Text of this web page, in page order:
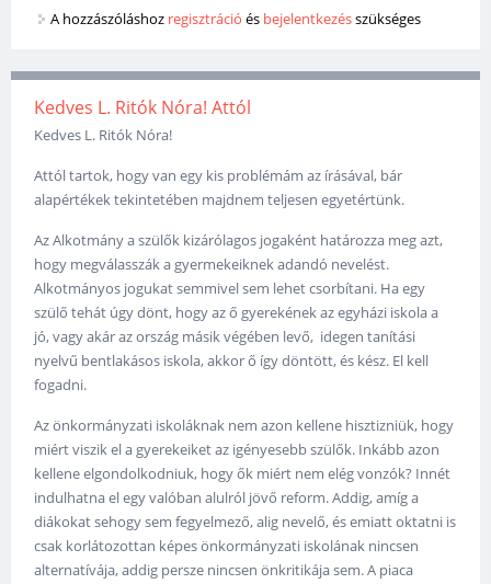
A hozzászóláshoz regisztráció és bejelentkezésszükséges
Kedves L. Ritók Nóra! Attól
Kedves L. Ritók Nóra!
Attól tartok, hogy van egy kis problémám az írásával, bár
alapértékek tekintetében majdnem teljesen egyetértünk.
Az Alkotmány a szülők kizárólagos jogaként határozza meg azt,
hogy megválasszák a gyermekeiknek adandó nevelést.
Alkotmányos jogukat semmivel sem lehet csorbítani. Ha egy
szülő tehát úgy dönt, hogy az ő gyerekének az egyházi iskola a
jó, vagy akár az ország másik végében levő, idegen tanítási
nyelvű bentlakásos iskola, akkor ő így döntött, és kész. El kell
fogadni.
Az önkormányzati iskoláknak nem azon kellene hisztizniük, hogy
miért viszik el a gyerekeiket az igényesebb szülők. Inkább azon
kellene elgondolkodniuk, hogy ők miért nem elég vonzók? Innét
indulhatna el egy valóban alulról jövő reform. Addig, amíg a
diákokat sehogy sem fegyelmező, alig nevelő, és emiatt oktatni is
csak korlátozottan képes önkormányzati iskolának nincsen
alternatívája, addig persze nincsen önkritikája sem. A piaca